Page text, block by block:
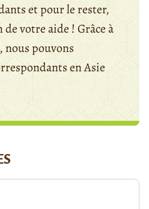
et pour le rester,
de votre aide ! Grâce à
nous pouvons
en Asie